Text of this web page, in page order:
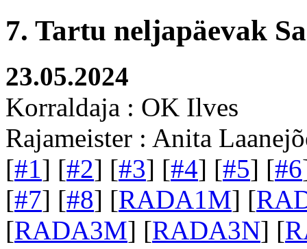
7. Tartu neljapäevak
23.05.2024
Korraldaja : OK Ilves
Rajameister : Anita
[#1] [#2] [#3] [#4] [#5] [#6
[#7] [#8] [RADA1M] [
[RADA3M] [RADA3N] [